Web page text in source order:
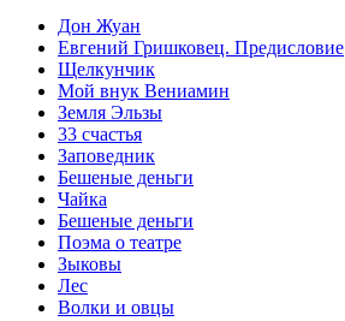
Дон Жуан
Евгений Гришковец. Предисловие
Щелкунчик
Мой внук Вениамин
Земля Эльзы
33 счастья
Заповедник
Бешеные деньги
Чайка
Бешеные деньги
Поэма о театре
Зыковы
Лес
Волки и овцы